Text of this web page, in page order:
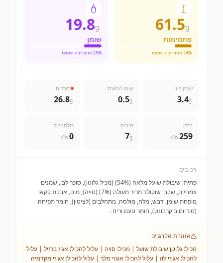
61.5g
פחמימות
24% מהצריכה היומית
19.8g
שומן
25% מהצריכה היומית
שומן רווי
3.4g
שומן טראנס
0.5g
סוכרים
26.8g
נתרן
259 מ"ג
סיבים
7g
כולסטרול
0 מ"ג
רכיבים
פתיתי שיבולת שועל מלאה (54%) (מכיל גלוטן), סוכר לבן, שמנים
צמחיים, שבבי שוקולד מריר מעולה (7%) (סויה), מים, אבקת קקאו
מופחת שומן, דבש, מלח, מולסה, מתחלבים (לציטין), חומר תפיחה
(סודיום ביקרבונט), חומר טעם וריח .
אזהרת אלרגנים
מכיל: גלוטן שיבולת שועל | מכיל: סויה | עלול להכיל: אגוז ברזיל | עלול
להכיל: אגוזי לוז | עלול להכיל: אגוזי מלך | עלול להכיל: אגוזי מקדמיה